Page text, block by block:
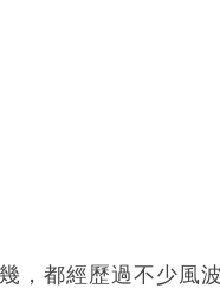
，都經歷過不少風